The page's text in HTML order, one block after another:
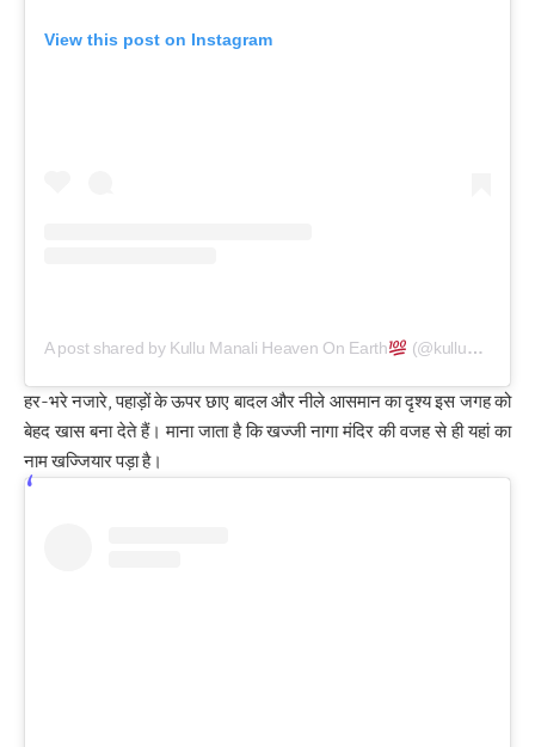
View this post on Instagram
A post shared by Kullu Manali Heaven On Earth (@kullumanaliheavenonearth)
हर-भरे नजारे, पहाड़ों के ऊपर छाए बादल और नीले आसमान का दृश्य इस जगह को
बेहद खास बना देते हैं। माना जाता है कि खज्जी नागा मंदिर की वजह से ही यहां का
नाम खज्जियार पड़ा है।